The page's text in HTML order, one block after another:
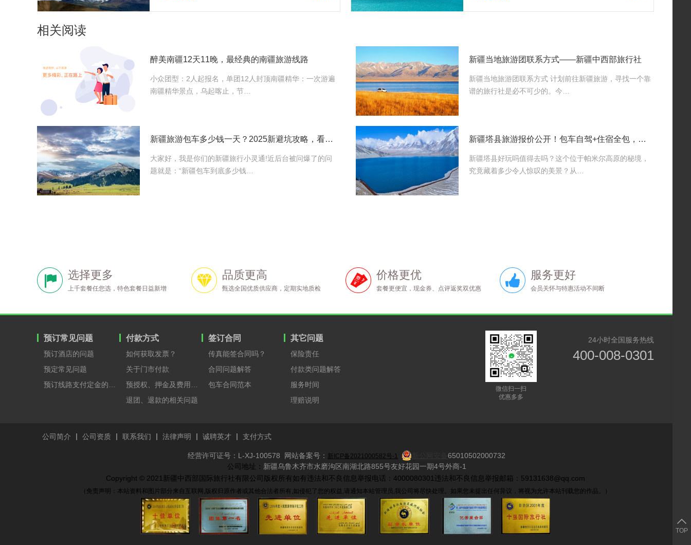
相关阅读
醉美南疆12天11晚，最经典的南疆旅游线路
小众团型：2人起报名，单团12人封顶南疆精华：一次游遍
南疆精华景点，乌起喀止，节…
新疆当地旅游团联系方式——新疆中西部旅行社
新疆当地旅游团联系方式 计划前往新疆旅游，寻找一个靠
谱的旅行社是必不可少的。今…
新疆旅游包车多少钱一天？2025新避坑攻略，看完立省2000块！
大家好，我是你们的新疆旅行小灵通!近后台被问爆了的问
题就是：“新疆包车到底多少钱…
新疆塔县旅游报价公开！包车自驾+住宿全包，性价比之王！
新疆塔县好玩吗值得去吗？这个位于帕米尔高原的秘境，
究竟藏着多少令人惊叹的美景？从…
选择更多
上千套餐任您选，特色套餐日益新增
品质更高
甄选全国优质供应商，定期实地质检
价格更优
套餐更便宜，现金券、点评返奖双优惠
服务更好
会员关怀与特惠活动不间断
预订常见问题
预订酒店的问题
预定常见问题
付款方式
如何获取发票？
关于门市付款
退团、退款的相关问题
签订合同
传真能签合同吗？
合同问题解答
包车合同范本
其它问题
保险责任
付款类问题解答
服务时间
理赔说明
24小时全国服务热线
400-008-0301
微信扫一扫
优惠多多
公司简介 公司资质 联系我们 法律声明 诚聘英才 支付方式
经营许可证号：L-XJ-100578 网站备案号： 新ICP备2021000582号-1
65010502000732
​ 公司地址： 新疆乌鲁木齐市水磨沟区南湖北路855号友好花园一期4号外商-1
Copyright © 2021新疆中西部国际旅行社有限公司版权所有如有违法和不良信息举报电话：4000080301违法和不良信息举报邮箱：59131638@qq.com
（免责声明：本站资料和图片部分来自互联网,版权归原作者或其他合法者所有,如侵犯了您的权益,请通知本站管理员,我公司将尽快处理。如果您未提出任何异议，将视为允许本站刊载您的作品。）
TOP